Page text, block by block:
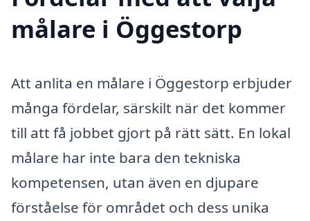
målare i Öggestorp
Att anlita en målare i Öggestorp erbjuder
många fördelar, särskilt när det kommer
till att få jobbet gjort på rätt sätt. En lokal
målare har inte bara den tekniska
kompetensen, utan även en djupare
förståelse för området och dess unika